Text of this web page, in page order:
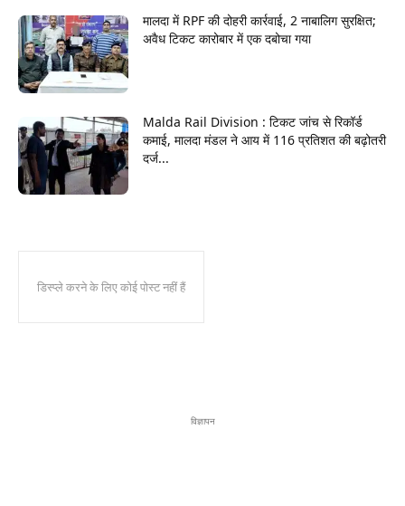
मालदा में RPF की दोहरी कार्रवाई, 2 नाबालिग सुरक्षित;
अवैध टिकट कारोबार में एक दबोचा गया
Malda Rail Division : टिकट जांच से रिकॉर्ड
कमाई, मालदा मंडल ने आय में 116 प्रतिशत की बढ़ोतरी
दर्ज...
डिस्प्ले करने के लिए कोई पोस्ट नहीं हैं
विज्ञापन